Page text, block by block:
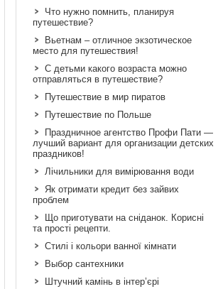
Что нужно помнить, планируя
путешествие?
Вьетнам – отличное экзотическое
место для путешествия!
С детьми какого возраста можно
отправляться в путешествие?
Путешествие в мир пиратов
Путешествие по Польше
Праздничное агентство Профи Пати —
лучший вариант для организации детских
праздников!
Лічильники для вимірювання води
Як отримати кредит без зайвих
проблем
Що приготувати на сніданок. Корисні
та прості рецепти.
Стилі і кольори ванної кімнати
Выбор сантехники
Штучний камінь в інтер’єрі